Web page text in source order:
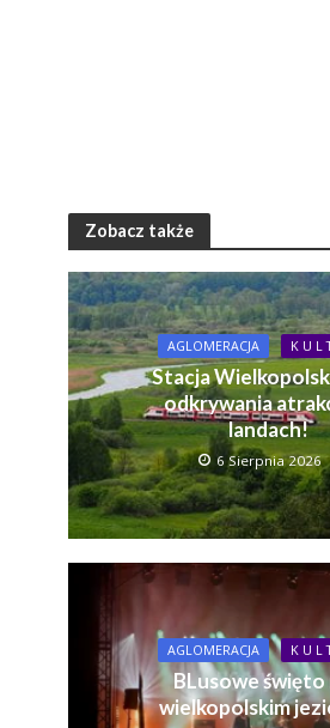
Zobacz także
AGLOMERACJA K U L
Stacja
odkrywania
landach!
6 Sierpnia 2026
AGLOMERACJA K U L
BLusowe święto
wielkopolskim